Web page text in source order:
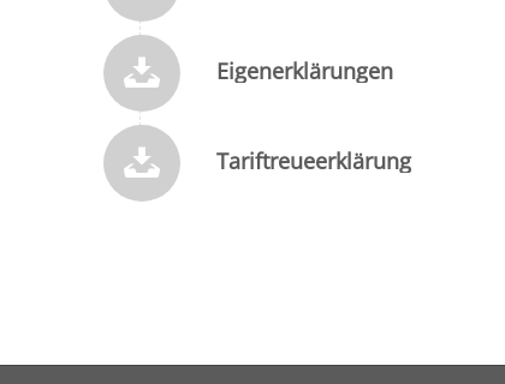
Eigenerklärungen
Tariftreueerklärung